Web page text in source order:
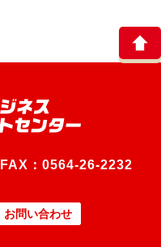
FAX：0564-26-2232
お問い合わせ